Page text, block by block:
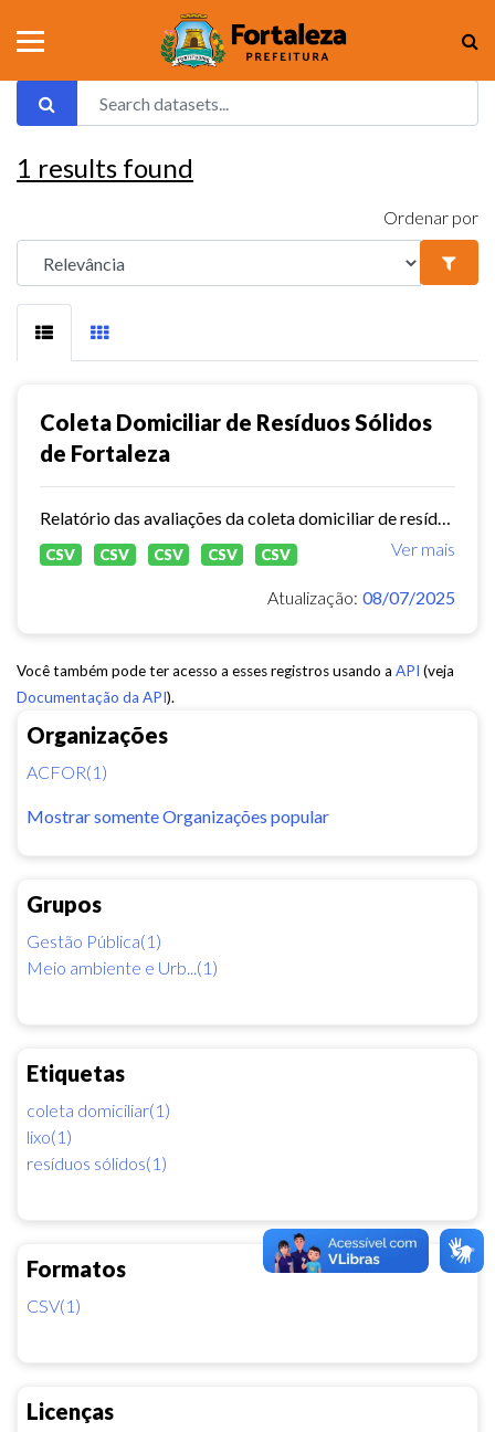
Organizações
ACFOR(1)
Mostrar somente Organizações popular
Grupos
Gestão Pública(1)
Meio ambiente e Urb...(1)
Etiquetas
coleta domiciliar(1)
lixo(1)
resíduos sólidos(1)
Formatos
CSV(1)
Licenças
1 results found
Ordenar por
Coleta Domiciliar de Resíduos Sólidos
de Fortaleza
Ver mais
CSV CSV CSV CSV CSV
Atualização: 08/07/2025
Você também pode ter acesso a esses registros usando a API (veja
Documentação da API).